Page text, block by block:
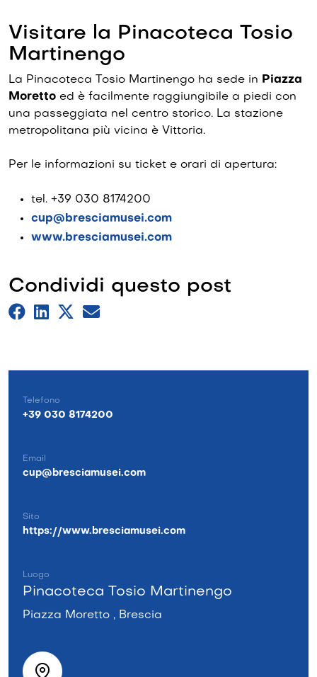
Visitare la Pinacoteca Tosio
Martinengo
La Pinacoteca Tosio Martinengo ha sede in Piazza
Moretto ed è facilmente raggiungibile a piedi con
una passeggiata nel centro storico. La stazione
metropolitana più vicina è Vittoria.
Per le informazioni su ticket e orari di apertura:
tel. +39 030 8174200
cup@bresciamusei.com
www.bresciamusei.com
Condividi questo post
Telefono
+39 030 8174200
Email
cup@bresciamusei.com
Sito
https://www.bresciamusei.com
Luogo
Pinacoteca Tosio Martinengo
Piazza Moretto , Brescia